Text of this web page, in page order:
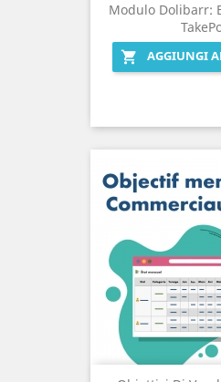
Modulo Dolibarr:

AGGIUNGI